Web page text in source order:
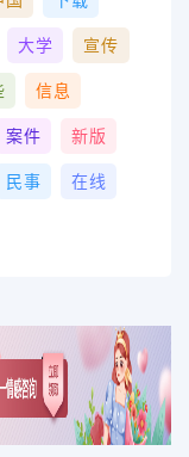
大学 宣传
信息
案件 新版
民事 在线